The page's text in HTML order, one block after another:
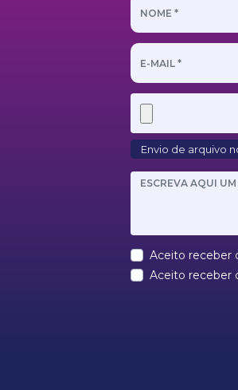
Envio de arquivo
Aceito receber
Aceito receber